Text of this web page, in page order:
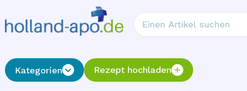
Kategorien Rezept hochladen